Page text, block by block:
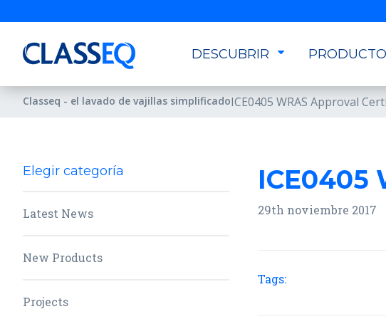
DESCUBRIR
Classeq - el lavado de vajillas simplificadoICE0405 WRAS Approval
Elegir categoría
Latest News
New Products
Projects
ICE0405
29th noviembre 2017
Tags: